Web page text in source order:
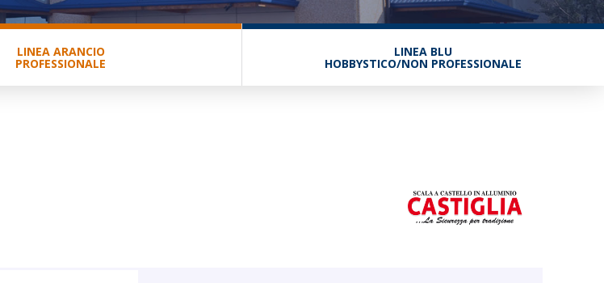
LINEA ARANCIO
PROFESSIONALE
LINEA BLU
HOBBYSTICO/NON PROFESSIONALE